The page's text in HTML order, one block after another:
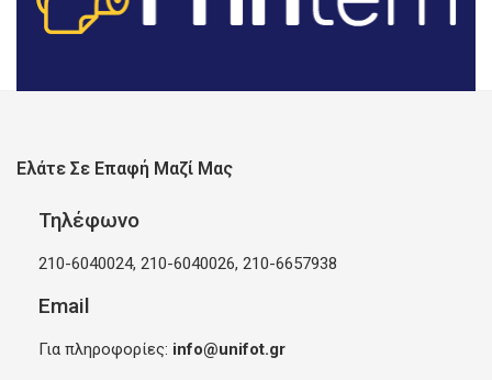
Ελάτε Σε Επαφή Μαζί Μας
Τηλέφωνο
210-6040024, 210-6040026, 210-6657938
Email
Για πληροφορίες: info@unifot.gr